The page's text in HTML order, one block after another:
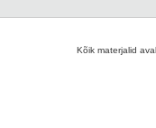
Kõik materjalid